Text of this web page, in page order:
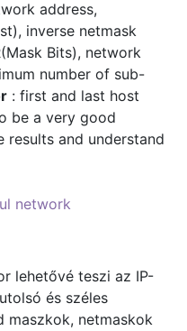
address,
inverse netmask
Bits), network
number of sub-
: first and last host
be a very good
and understand
network
lehetővé teszi az IP-
és széles
maszkok, netmaskok